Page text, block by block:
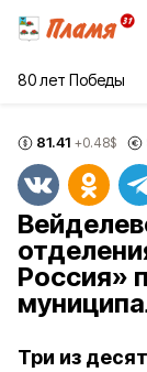
80 лет Победы
81.41 +0.48$
Россия»
Три из